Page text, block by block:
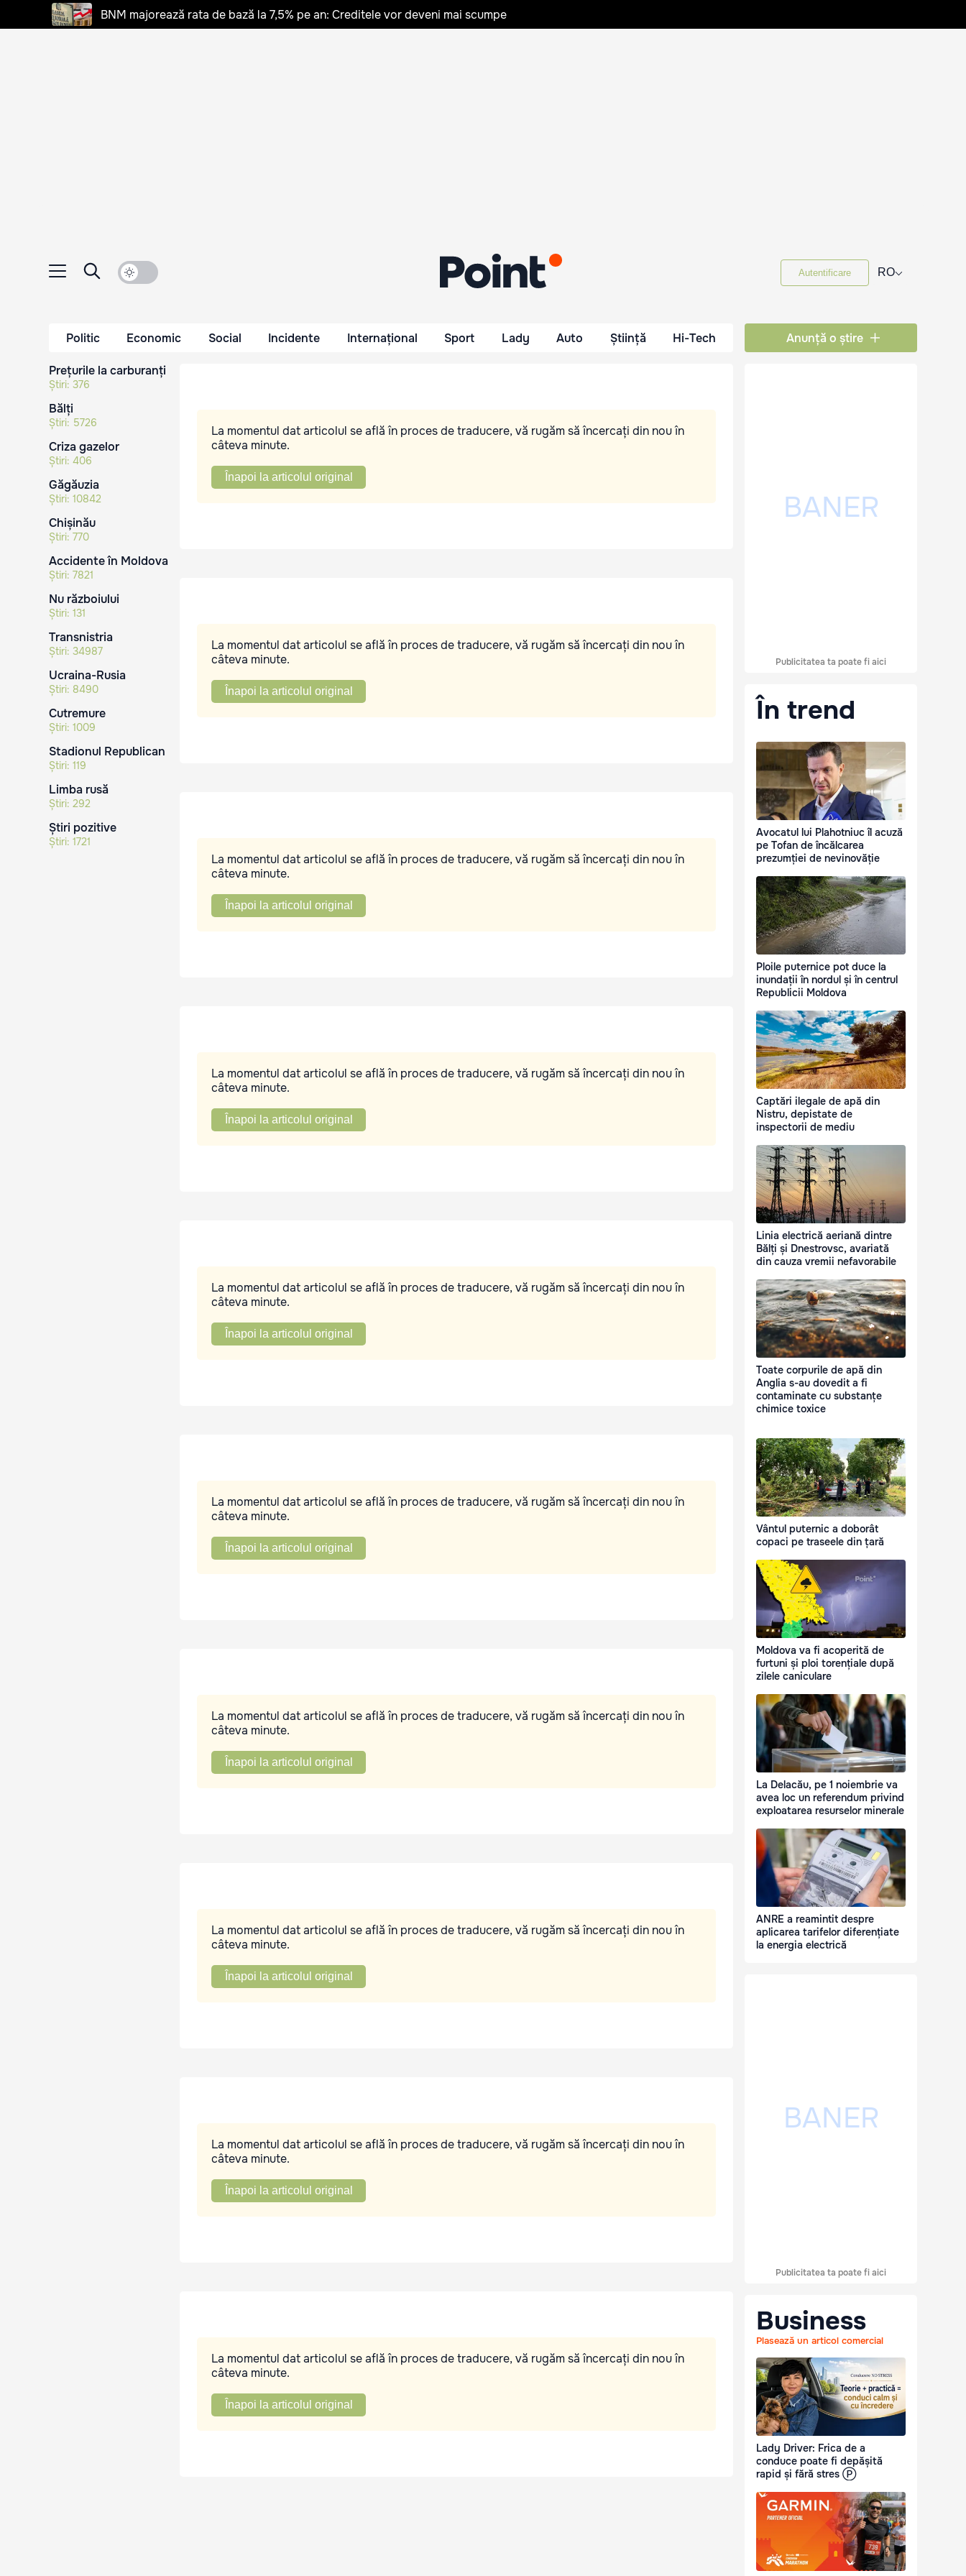
BNM majorează rata de bază la 7,5% pe an: Creditele vor deveni mai scumpe
Autentificare RO⌵
Politic Economic Social Incidente Internațional Sport Lady Auto Știință Hi-Tech Anunță o știre
Prețurile la carburanți
Știri: 376
Bălți
Știri: 5726
Criza gazelor
Știri: 406
Găgăuzia
Știri: 10842
Chișinău
Știri: 770
Accidente în Moldova
Știri: 7821
Nu războiului
Știri: 131
Transnistria
Știri: 34987
Ucraina-Rusia
Știri: 8490
Cutremure
Știri: 1009
Stadionul Republican
Știri: 119
Limba rusă
Știri: 292
Știri pozitive
Știri: 1721
La momentul dat articolul se află în proces de traducere, vă rugăm să încercați din nou în
câteva minute.
Înapoi la articolul original
La momentul dat articolul se află în proces de traducere, vă rugăm să încercați din nou în
câteva minute.
Înapoi la articolul original
La momentul dat articolul se află în proces de traducere, vă rugăm să încercați din nou în
câteva minute.
Înapoi la articolul original
La momentul dat articolul se află în proces de traducere, vă rugăm să încercați din nou în
câteva minute.
Înapoi la articolul original
La momentul dat articolul se află în proces de traducere, vă rugăm să încercați din nou în
câteva minute.
Înapoi la articolul original
La momentul dat articolul se află în proces de traducere, vă rugăm să încercați din nou în
câteva minute.
Înapoi la articolul original
La momentul dat articolul se află în proces de traducere, vă rugăm să încercați din nou în
câteva minute.
Înapoi la articolul original
La momentul dat articolul se află în proces de traducere, vă rugăm să încercați din nou în
câteva minute.
Înapoi la articolul original
La momentul dat articolul se află în proces de traducere, vă rugăm să încercați din nou în
câteva minute.
Înapoi la articolul original
La momentul dat articolul se află în proces de traducere, vă rugăm să încercați din nou în
câteva minute.
Înapoi la articolul original
Publicitatea ta poate fi aici
În trend
Avocatul lui Plahotniuc îl acuză
pe Tofan de încălcarea
prezumției de nevinovăție
Ploile puternice pot duce la
inundații în nordul și în centrul
Republicii Moldova
Captări ilegale de apă din
Nistru, depistate de
inspectorii de mediu
Linia electrică aeriană dintre
Bălți și Dnestrovsc, avariată
din cauza vremii nefavorabile
Toate corpurile de apă din
Anglia s-au dovedit a fi
contaminate cu substanțe
chimice toxice
Vântul puternic a doborât
copaci pe traseele din țară
Moldova va fi acoperită de
furtuni și ploi torențiale după
zilele caniculare
La Delacău, pe 1 noiembrie va
avea loc un referendum privind
exploatarea resurselor minerale
ANRE a reamintit despre
aplicarea tarifelor diferențiate
la energia electrică
Publicitatea ta poate fi aici
Business
Plasează un articol comercial
Lady Driver: Frica de a
conduce poate fi depășită
rapid și fără stres Ⓟ